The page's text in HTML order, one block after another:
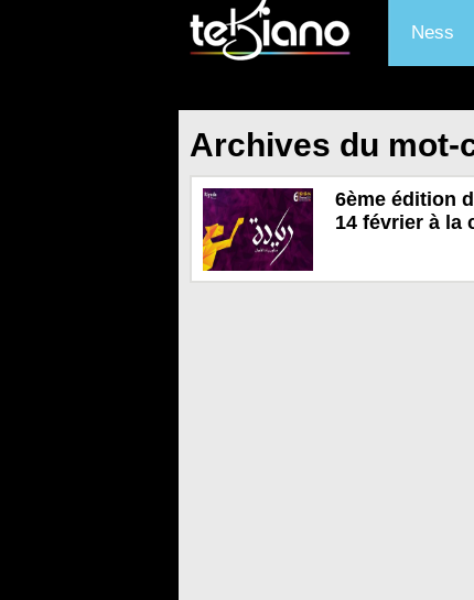
Ness
Archives du mot-
6ème édition
14 février à la